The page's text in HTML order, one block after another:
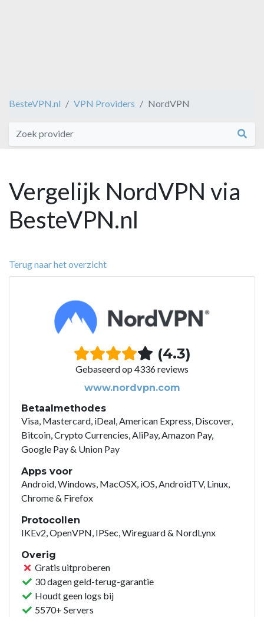
BesteVPN.nl VPN Providers NordVPN
Vergelijk NordVPN via
BesteVPN.nl
Terug naar het overzicht
(4.3)
Gebaseerd op 4336 reviews
www.nordvpn.com
Betaalmethodes
Visa, Mastercard, iDeal, American Express, Discover,
Bitcoin, Crypto Currencies, AliPay, Amazon Pay,
Google Pay & Union Pay
Apps voor
Android, Windows, MacOSX, iOS, AndroidTV, Linux,
Chrome & Firefox
Protocollen
IKEv2, OpenVPN, IPSec, Wireguard & NordLynx
Overig
Gratis uitproberen
30 dagen geld-terug-garantie
Houdt geen logs bij
5570+ Servers